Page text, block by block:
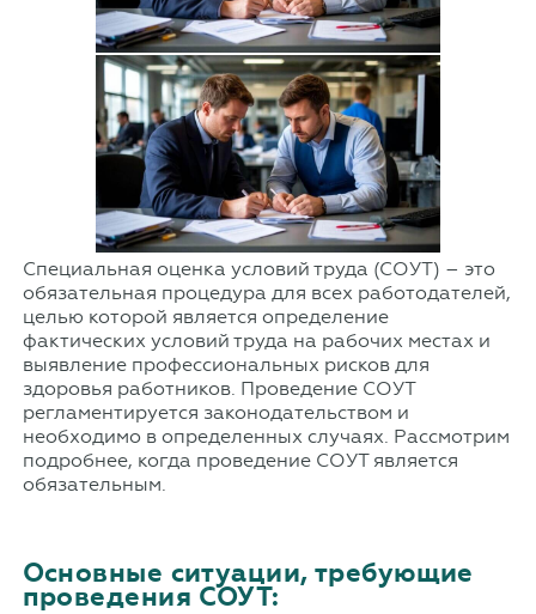
Специальная оценка условий труда (СОУТ) – это
обязательная процедура для всех работодателей,
целью которой является определение
фактических условий труда на рабочих местах и
выявление профессиональных рисков для
здоровья работников. Проведение СОУТ
регламентируется законодательством и
необходимо в определенных случаях. Рассмотрим
подробнее, когда проведение СОУТ является
обязательным.
Основные ситуации, требующие
проведения СОУТ: